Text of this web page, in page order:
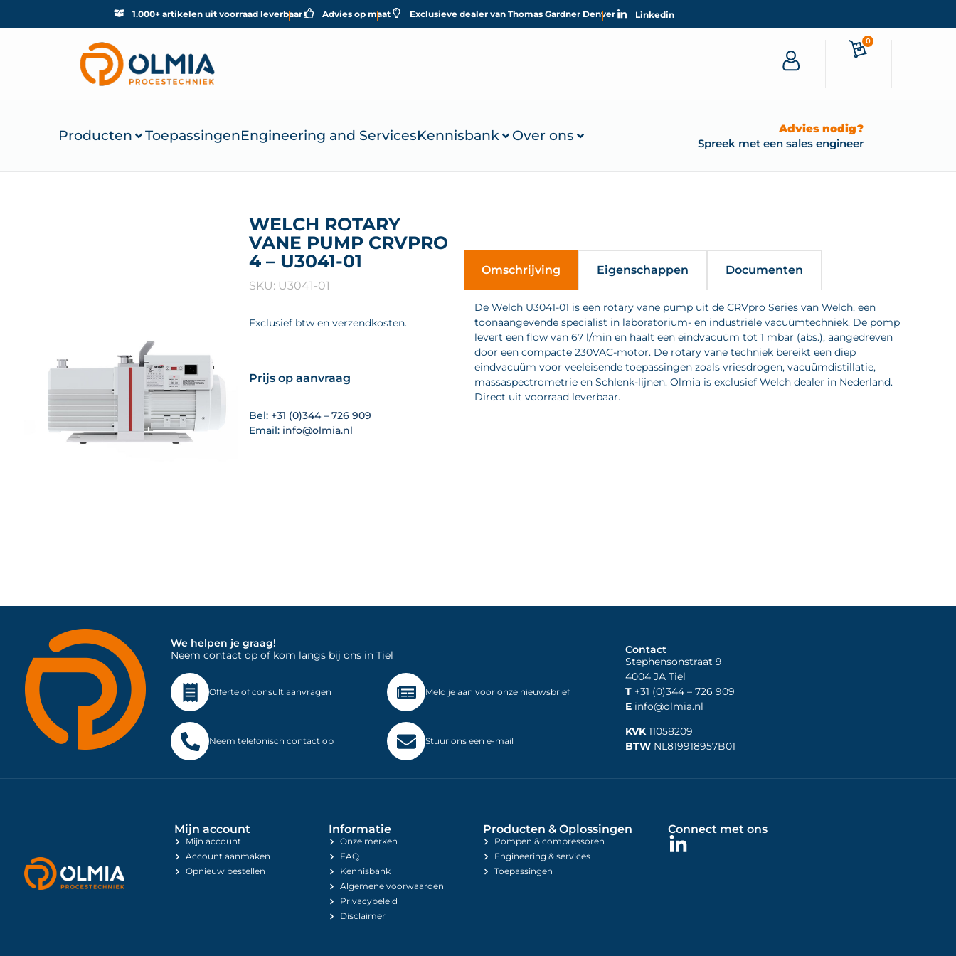
1.000+ artikelen uit voorraad leverbaar Advies op maat Exclusieve dealer van Thomas Gardner Denver Linkedin
0
Producten ToepassingenEngineering and ServicesKennisbank Over ons
Advies nodig?
Spreek met een sales engineer
WELCH ROTARY
VANE PUMP CRVPRO
4 – U3041-01
SKU: U3041-01
Exclusief btw en verzendkosten.
Prijs op aanvraag
Bel: +31 (0)344 – 726 909
Email: info@olmia.nl
Omschrijving Eigenschappen Documenten
De Welch U3041-01 is een rotary vane pump uit de CRVpro Series van Welch, een
toonaangevende specialist in laboratorium- en industriële vacuümtechniek. De pomp
levert een flow van 67 l/min en haalt een eindvacuüm tot 1 mbar (abs.), aangedreven
door een compacte 230VAC-motor. De rotary vane techniek bereikt een diep
eindvacuüm voor veeleisende toepassingen zoals vriesdrogen, vacuümdistillatie,
massaspectrometrie en Schlenk-lijnen. Olmia is exclusief Welch dealer in Nederland.
Direct uit voorraad leverbaar.
We helpen je graag!
Neem contact op of kom langs bij ons in Tiel
Offerte of consult aanvragen
Neem telefonisch contact op
Meld je aan voor onze nieuwsbrief
Stuur ons een e-mail
Contact
Stephensonstraat 9
4004 JA Tiel
T+31 (0)344– 726 909
Einfo@olmia.nl
KVK11058209
BTWNL819918957B01
Mijn account
Mijn account
Account aanmaken
Opnieuw bestellen
Informatie
Onze merken
FAQ
Kennisbank
Algemene voorwaarden
Privacybeleid
Disclaimer
Producten & Oplossingen
Pompen & compressoren
Engineering & services
Toepassingen
Connect met ons